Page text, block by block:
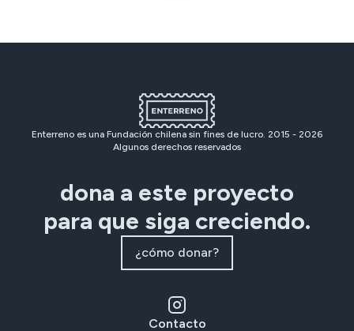
Enterreno es una Fundación chilena sin fines de lucro. 2015 - 2026
Algunos derechos reservados
dona a este proyecto
para que siga creciendo.
¿cómo donar?
Contacto